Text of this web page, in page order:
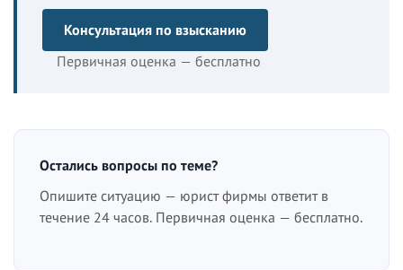
Консультация по взысканию
Первичная оценка — бесплатно
Остались вопросы по теме?
Опишите ситуацию — юрист фирмы ответит в
течение 24 часов. Первичная оценка — бесплатно.